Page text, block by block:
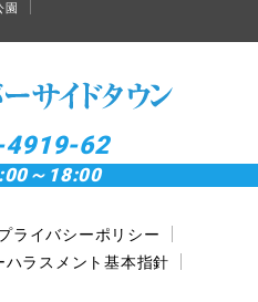
園
62
～18:00
ライバシーポリシー
ハラスメント基本指針